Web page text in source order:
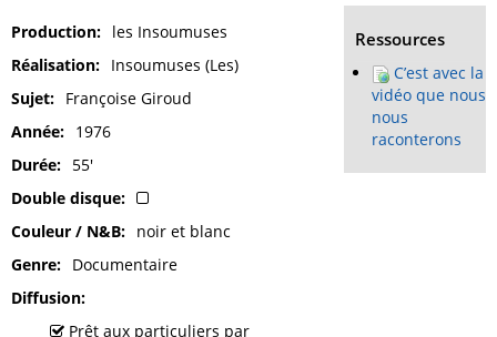
Production
les Insoumuses
Réalisation
Insoumuses (Les)
Sujet
Françoise Giroud
Année
1976
Durée
55'
Double disque
Couleur / N&B
noir et blanc
Genre
Documentaire
Diffusion
Prêt aux particuliers par
Ressources
C’est avec la
vidéo que nous
nous
raconterons